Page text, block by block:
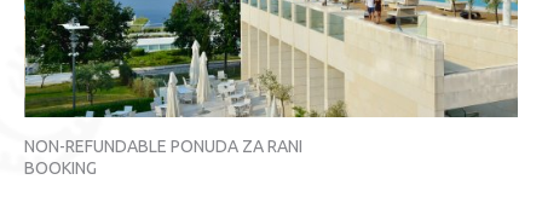
NON-REFUNDABLE PONUDA ZA RANI
BOOKING